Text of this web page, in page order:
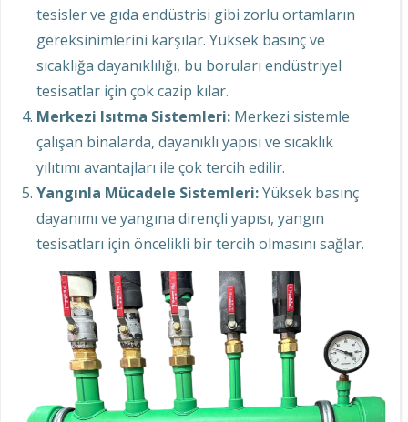
tesisler ve gıda endüstrisi gibi zorlu ortamların
gereksinimlerini karşılar. Yüksek basınç ve
sıcaklığa dayanıklılığı, bu boruları endüstriyel
tesisatlar için çok cazip kılar.
Merkezi Isıtma Sistemleri: Merkezi sistemle
çalışan binalarda, dayanıklı yapısı ve sıcaklık
yılıtımı avantajları ile çok tercih edilir.
Yangınla Mücadele Sistemleri:Yüksek basınç
dayanımı ve yangına dirençli yapısı, yangın
tesisatları için öncelikli bir tercih olmasını sağlar.